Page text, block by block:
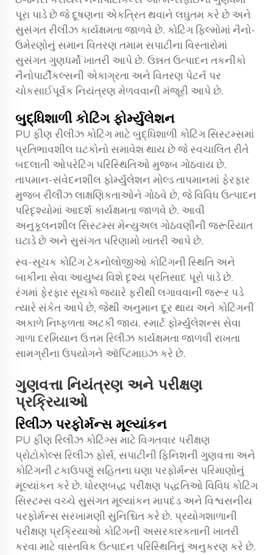
પૂરા પાડે છે જે દૂષણના એકત્રિત થવાને લઘુતમ કરે છે અને
સુસંગત રીલીઝ કાર્યક્ષમતા જાળવે છે. કોટિંગ ફિલ્મોમાં નૈનો-
ઉમેરણોનું સમાન વિતરણ તમામ સપાટીના વિસ્તારોમાં
સુસંગત ગુણધર્મો ખાતરી આપે છે. ઉન્નત ઉત્પાદન તકનીકો
નૈનોપાર્ટીકલ્સની એકાગ્રતા અને વિતરણ પેટર્ન પર
ચોકસાઈપૂર્વક નિયંત્રણ મેળવવાની મંજૂરી આપે છે.
બુદ્ધિશાળી કોટિંગ ફોર્મ્યુલેશન
PU ફીણ રીલીઝ કોટિંગ માટે બુદ્ધિશાળી કોટિંગ સિસ્ટમ્સમાં
પ્રતિભાવશીલ ઘટકોનો સમાવેશ થાય છે જે સ્વચાલિત રીતે
બદલાતી ઓપરેટિંગ પરિસ્થિતિઓ મુજબ ગોઠવાય છે.
તાપમાન-સંવેદનશીલ ફોર્મ્યુલેશન મોલ્ડ તાપમાનમાં ફેરફાર
મુજબ રીલીઝ લાક્ષણિકતાઓને ગોઠવે છે, જે વિવિધ ઉત્પાદન
પરિદૃશ્યોમાં આદર્શ કાર્યક્ષમતા જાળવે છે. આવી
અનુકૂલનશીલ સિસ્ટમ્સ મેન્યુઅલ ગોઠવણીની જરૂરિયાત
ઘટાડે છે અને સુસંગત પરિણામો ખાતરી આપે છે.
સ્વ-સૂચક કોટિંગ ટેકનોલોજીઓ કોટિંગની સ્થિતિ અને
બાકીના સેવા આયુષ્ય વિશે દૃશ્ય પ્રતિસાદ પૂરો પાડે છે.
રંગમાં ફેરફાર સૂચકો જ્યારે ફરીથી લગાવવાની જરૂર પડે
ત્યારે સંકેત આપે છે, જેથી અનુમાન દૂર થાય અને કોટિંગની
અકાળે નિષ્ફળતા અટકી જાય. સ્માર્ટ ફોર્મ્યુલેશન્સ સેવા
ગાળા દરમિયાન ઉત્તમ રિલીઝ કાર્યક્ષમતા જાળવી રાખતા
સામગ્રીના ઉપયોગને ઑપ્ટિમાઇઝ કરે છે.
ગુણવત્તા નિયંત્રણ અને પરીક્ષણ
પ્રક્રિયાઓ
રિલીઝ પરફોર્મન્સ મૂલ્યાંકન
PU ફીણ રિલીઝ કોટિંગ્સ માટે વિગતવાર પરીક્ષણ
પ્રોટોકોલ્સ રિલીઝ ફોર્સ, સપાટીની ફિનિશની ગુણવત્તા અને
કોટિંગની ટકાઉપણું સહિતના ઘણા પરફોર્મન્સ પરિમાણોનું
મૂલ્યાંકન કરે છે. ધોરણબદ્ધ પરીક્ષણ પદ્ધતિઓ વિવિધ કોટિંગ
સિસ્ટમ્સ વચ્ચે સુસંગત મૂલ્યાંકન માપદંડ અને વિશ્વસનીય
પરફોર્મન્સ સરખામણી સુનિશ્ચિત કરે છે. પ્રયોગશાળાની
પરીક્ષણ પ્રક્રિયાઓ કોટિંગની અસરકારકતાની ખાતરી
કરવા માટે વાસ્તવિક ઉત્પાદન પરિસ્થિતિનું અનુકરણ કરે છે.